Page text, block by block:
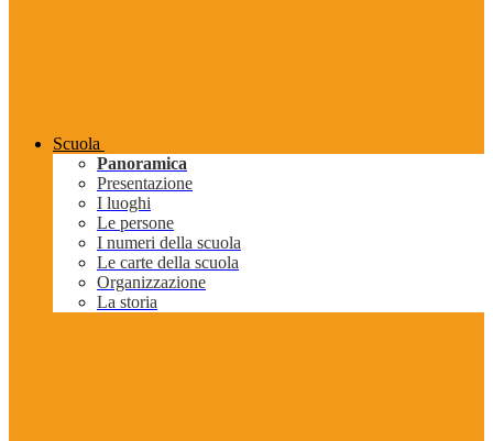
Scuola
Panoramica
Presentazione
I luoghi
Le persone
I numeri della scuola
Le carte della scuola
Organizzazione
La storia